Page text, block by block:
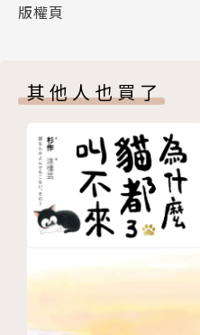
版權頁
其他人也買了